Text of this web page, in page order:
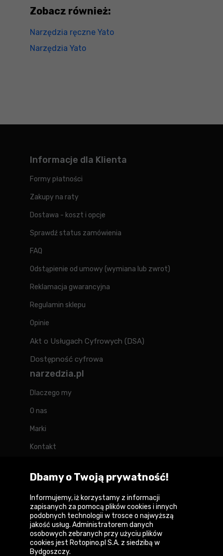
Zobacz również:
Narzędzia ręczne Yato
Narzędzia Yato
Informacje dla Klienta
Formy płatności
Zakupy na raty
Dostawa - koszt i opcje
Sprawdź status zamówienia
FAQ
Odstąpienie od umowy (wymiana lub zwrot)
Reklamacja gwarancyjna
Regulamin sklepu
Opinie
Akt o Usługach Cyfrowych (DSA)
Dostępność cyfrowa
narzedzia.pl
Dlaczego my
O nas
Marki
Kontakt
Forum
Copyright © 2026
Polityka prywatności i zasady korzystania z
Dbamy o Twoją prywatność!
Informujemy, iż korzystamy z informacji
zapisanych za pomocą plików cookies i innych
podobnych technologii w trosce o najwyższą
jakość usług. Administratorem danych
osobowych zebranych przy użyciu plików
cookies jest Rotopino.pl S.A. z siedzibą w
Bydgoszczy.